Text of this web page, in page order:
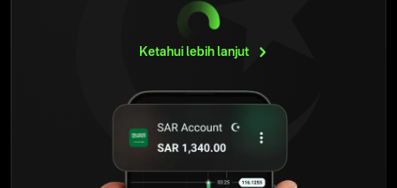
Ketahui lebih lanjut